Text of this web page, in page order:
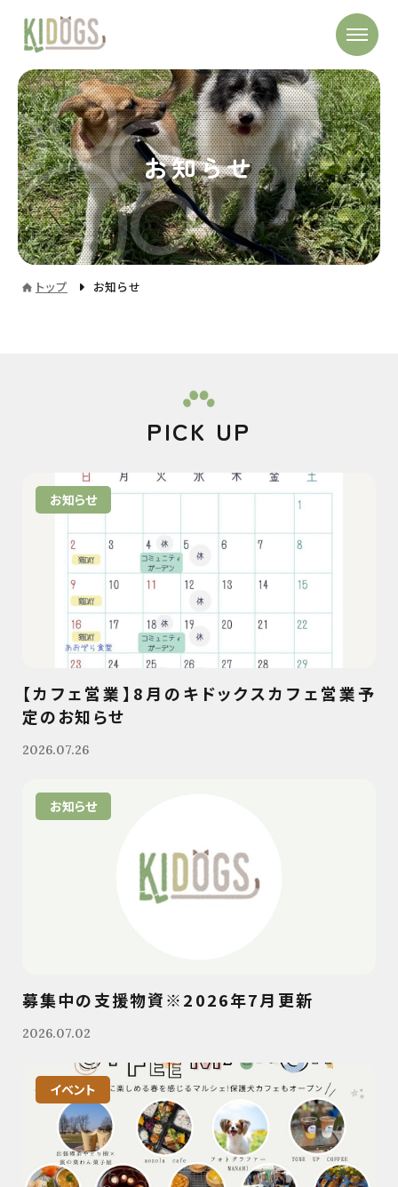
お知らせ
トップ お知らせ
PICK UP
お知らせ
【カフェ営業】8月のキドックスカフェ営業予
定のお知らせ
2026.07.26
お知らせ
募集中の支援物資※2026年7月更新
2026.07.02
イベント